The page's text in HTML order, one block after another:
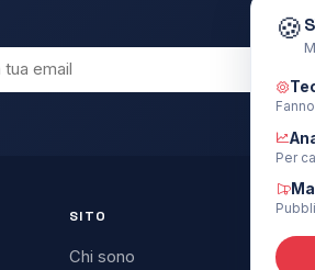
SITO
Chi sono
🍪
Per